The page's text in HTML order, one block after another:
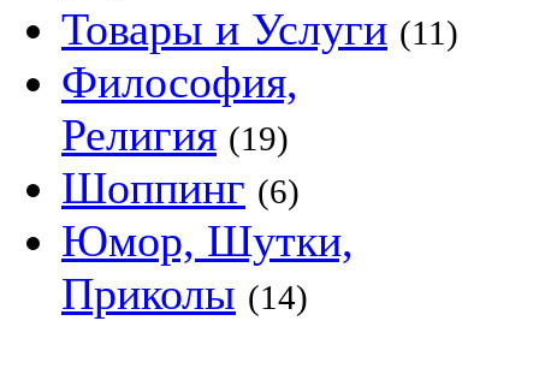
Товары и Услуги (11)
Философия,
Религия (19)
Шоппинг (6)
Юмор, Шутки,
Приколы (14)